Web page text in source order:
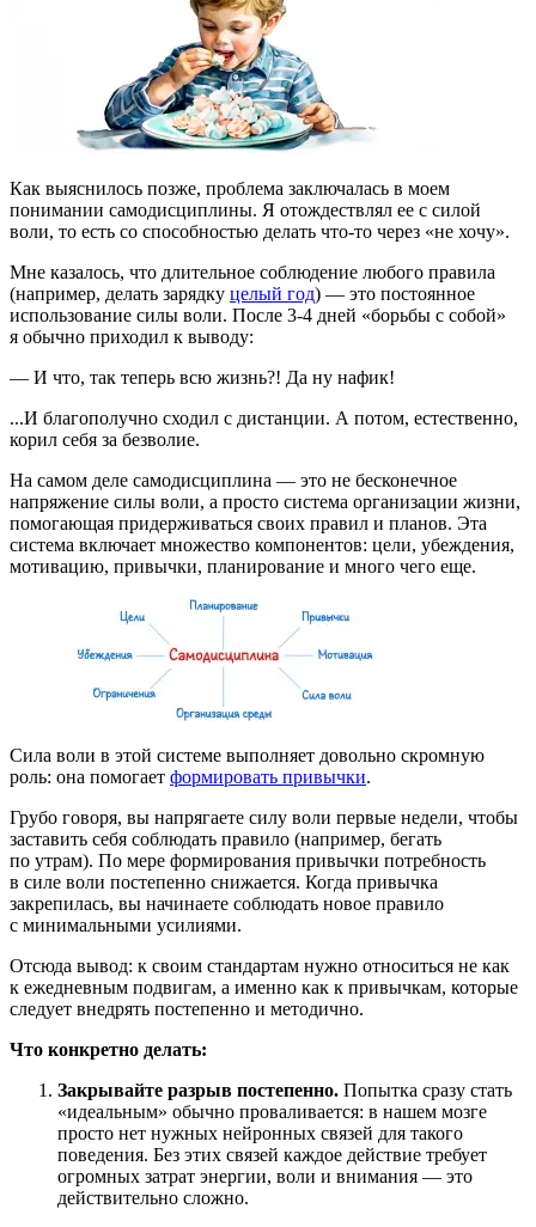
Как выяснилось позже, проблема заключалась в моем
понимании самодисциплины. Я отождествлял ее с силой
воли, то есть со способностью делать что-то через «не хочу».
Мне казалось, что длительное соблюдение любого правила
(например, делать зарядку целый год) — это постоянное
использование силы воли. После 3-4 дней «борьбы с собой»
я обычно приходил к выводу:
— И что, так теперь всю жизнь?! Да ну нафик!
...И благополучно сходил с дистанции. А потом, естественно,
корил себя за безволие.
На самом деле самодисциплина — это не бесконечное
напряжение силы воли, а просто система организации жизни,
помогающая придерживаться своих правил и планов. Эта
система включает множество компонентов: цели, убеждения,
мотивацию, привычки, планирование и много чего еще.
Сила воли в этой системе выполняет довольно скромную
роль: она помогает формировать привычки.
Грубо говоря, вы напрягаете силу воли первые недели, чтобы
заставить себя соблюдать правило (например, бегать
по утрам). По мере формирования привычки потребность
в силе воли постепенно снижается. Когда привычка
закрепилась, вы начинаете соблюдать новое правило
с минимальными усилиями.
Отсюда вывод: к своим стандартам нужно относиться не как
к ежедневным подвигам, а именно как к привычкам, которые
следует внедрять постепенно и методично.
Что конкретно делать:
Закрывайте разрыв постепенно. Попытка сразу стать
«идеальным» обычно проваливается: в нашем мозге
просто нет нужных нейронных связей для такого
поведения. Без этих связей каждое действие требует
огромных затрат энергии, воли и внимания — это
действительно сложно.